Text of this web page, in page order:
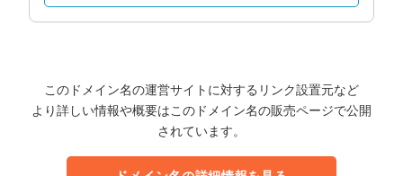
このドメイン名の運営サイトに対するリンク設置元など
より詳しい情報や概要はこのドメイン名の販売ページで公開
されています。